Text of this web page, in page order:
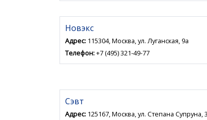
Новэкс
Адрес: 115304, Москва, ул. Луганская, 9а
Телефон:+7 (495) 321-49-77
Сэвт
Адрес: 125167, Москва, ул. Степана Супруна,